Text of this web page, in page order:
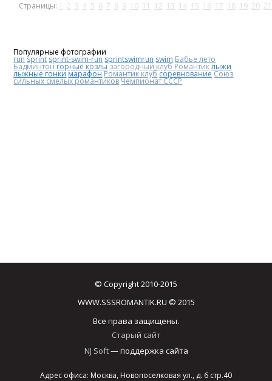
Страницы: 1 2 3 4 5 6 7 8 9 10 11 12 13 14 15 16 17 18 19 20 21
Популярные фотографии
run sprint sprint-swim-run sprintswimrun swim Бабье лето
Бадминтонгорные козлы загородный клуб Романтиклыжи
лыжные гонки марафонРомантик клубсоревнованиеСоюз
сильных смелых романтиковЧемпионат СССР
© Copyright 2010-2015
WWW.SSSROMANTIK.RU © 2015
Все права защищены.
Старый сайт
NJ Soft— поддержка сайта
Адрес офиса: Москва, Новопоселковая ул., д. 6 стр.40